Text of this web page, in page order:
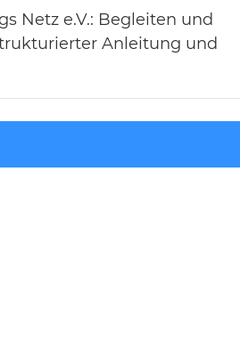
Netz e.V.: Begleiten und
Anleitung und